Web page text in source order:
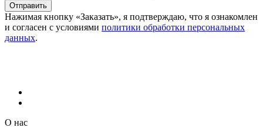
Отправить
Нажимая кнопку «Заказать», я подтверждаю, что я ознакомлен
и согласен с условиями политики обработки персональных
данных.
О нас